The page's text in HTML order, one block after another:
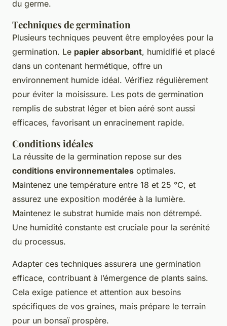
du germe.
Techniques de germination
Plusieurs techniques peuvent être employées pour la
germination. Le papier absorbant, humidifié et placé
dans un contenant hermétique, offre un
environnement humide idéal. Vérifiez régulièrement
pour éviter la moisissure. Les pots de germination
remplis de substrat léger et bien aéré sont aussi
efficaces, favorisant un enracinement rapide.
Conditions idéales
La réussite de la germination repose sur des
conditions environnementales optimales.
Maintenez une température entre 18 et 25 °C, et
assurez une exposition modérée à la lumière.
Maintenez le substrat humide mais non détrempé.
Une humidité constante est cruciale pour la serénité
du processus.
Adapter ces techniques assurera une germination
efficace, contribuant à l’émergence de plants sains.
Cela exige patience et attention aux besoins
spécifiques de vos graines, mais prépare le terrain
pour un bonsaï prospère.